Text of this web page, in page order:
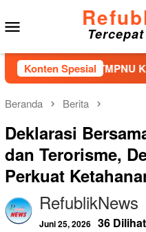
ke
konten
Konten Spesial
di TMPNU Kalibata
Beranda Berita
Deklarasi
dan Terorisme,
Perkuat
RefublikNews
Juni 25, 2026 36 Dilihat